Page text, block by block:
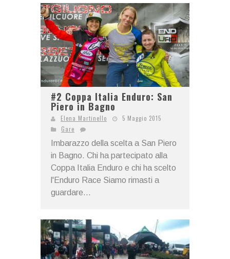
#2 Coppa Italia Enduro: San
Piero in Bagno
Elena Martinello
5 Maggio 2015
Gare
Imbarazzo della scelta a San Piero
in Bagno. Chi ha partecipato alla
Coppa Italia Enduro e chi ha scelto
l'Enduro Race Siamo rimasti a
guardare...